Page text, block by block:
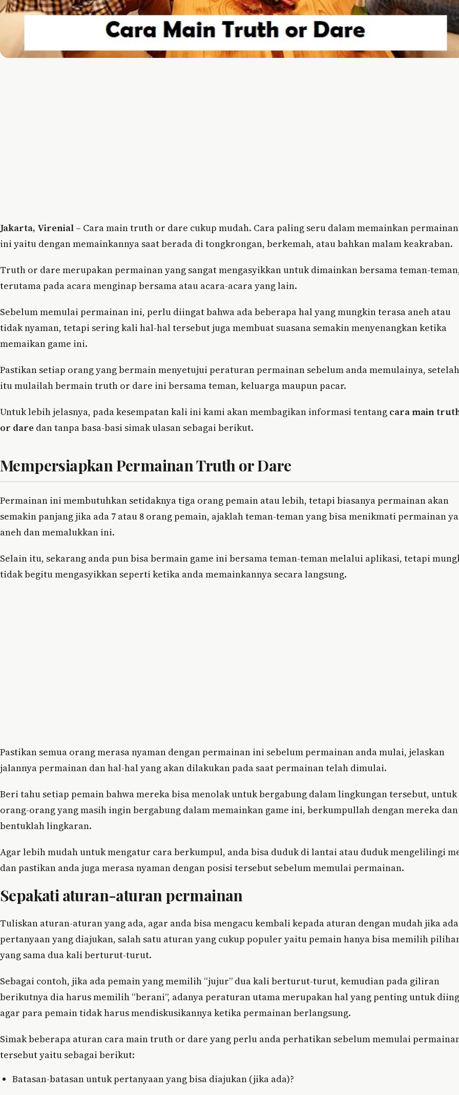
Jakarta, Virenial – Cara main truth or dare cukup mudah. Cara paling seru dalam memainkan permainan
ini yaitu dengan memainkannya saat berada di tongkrongan, berkemah, atau bahkan malam keakraban.
Truth or dare merupakan permainan yang sangat mengasyikkan untuk dimainkan bersama teman-
terutama pada acara menginap bersama atau acara-acara yang lain.
Sebelum memulai permainan ini, perlu diingat bahwa ada beberapa hal yang mungkin terasa aneh atau
tidak nyaman, tetapi sering kali hal-hal tersebut juga membuat suasana semakin menyenangkan ketika
memaikan game ini.
Pastikan setiap orang yang bermain menyetujui peraturan permainan sebelum anda memulainya, setelah
itu mulailah bermain truth or dare ini bersama teman, keluarga maupun pacar.
Untuk lebih jelasnya, pada kesempatan kali ini kami akan membagikan informasi tentang cara main
or dare dan tanpa basa-basi simak ulasan sebagai berikut.
Mempersiapkan Permainan Truth or Dare
Permainan ini membutuhkan setidaknya tiga orang pemain atau lebih, tetapi biasanya permainan akan
semakin panjang jika ada 7 atau 8 orang pemain, ajaklah teman-teman yang bisa menikmati permainan
aneh dan memalukkan ini.
Selain itu, sekarang anda pun bisa bermain game ini bersama teman-teman melalui aplikasi, tetapi
tidak begitu mengasyikkan seperti ketika anda memainkannya secara langsung.
Pastikan semua orang merasa nyaman dengan permainan ini sebelum permainan anda mulai, jelaskan
jalannya permainan dan hal-hal yang akan dilakukan pada saat permainan telah dimulai.
Beri tahu setiap pemain bahwa mereka bisa menolak untuk bergabung dalam lingkungan tersebut, untuk
orang-orang yang masih ingin bergabung dalam memainkan game ini, berkumpullah dengan mereka dan
bentuklah lingkaran.
Agar lebih mudah untuk mengatur cara berkumpul, anda bisa duduk di lantai atau duduk mengelilingi
dan pastikan anda juga merasa nyaman dengan posisi tersebut sebelum memulai permainan.
Sepakati aturan-aturan permainan
Tuliskan aturan-aturan yang ada, agar anda bisa mengacu kembali kepada aturan dengan mudah jika ada
pertanyaan yang diajukan, salah satu aturan yang cukup populer yaitu pemain hanya bisa memilih
yang sama dua kali berturut-turut.
Sebagai contoh, jika ada pemain yang memilih “jujur” dua kali berturut-turut, kemudian pada giliran
berikutnya dia harus memilih “berani”, adanya peraturan utama merupakan hal yang penting untuk
agar para pemain tidak harus mendiskusikannya ketika permainan berlangsung.
Simak beberapa aturan cara main truth or dare yang perlu anda perhatikan sebelum memulai
tersebut yaitu sebagai berikut:
Batasan-batasan untuk pertanyaan yang bisa diajukan (jika ada)?